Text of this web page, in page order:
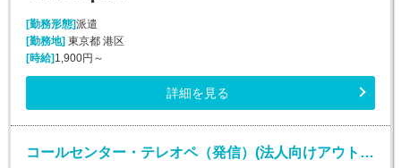
[勤務形態]派遣
[勤務地]東京都 港区
[時給]1,900円～
詳細を見る
コールセンター・テレオペ（発信）(法人向けアウトバウンド業務/週5/9~18時)